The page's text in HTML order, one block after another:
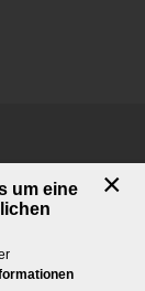
GmbH
um eine
×